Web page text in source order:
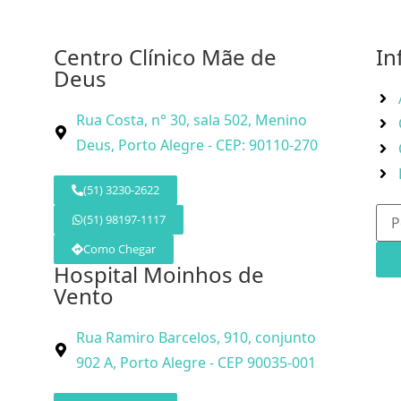
Centro Clínico Mãe de
Deus
Rua Costa, n° 30, sala 502, Menino
Deus, Porto Alegre - CEP: 90110-270
(51) 3230-2622
(51) 98197-1117
Como Chegar
Hospital Moinhos de
Vento
Rua Ramiro Barcelos, 910, conjunto
902 A, Porto Alegre - CEP 90035-001